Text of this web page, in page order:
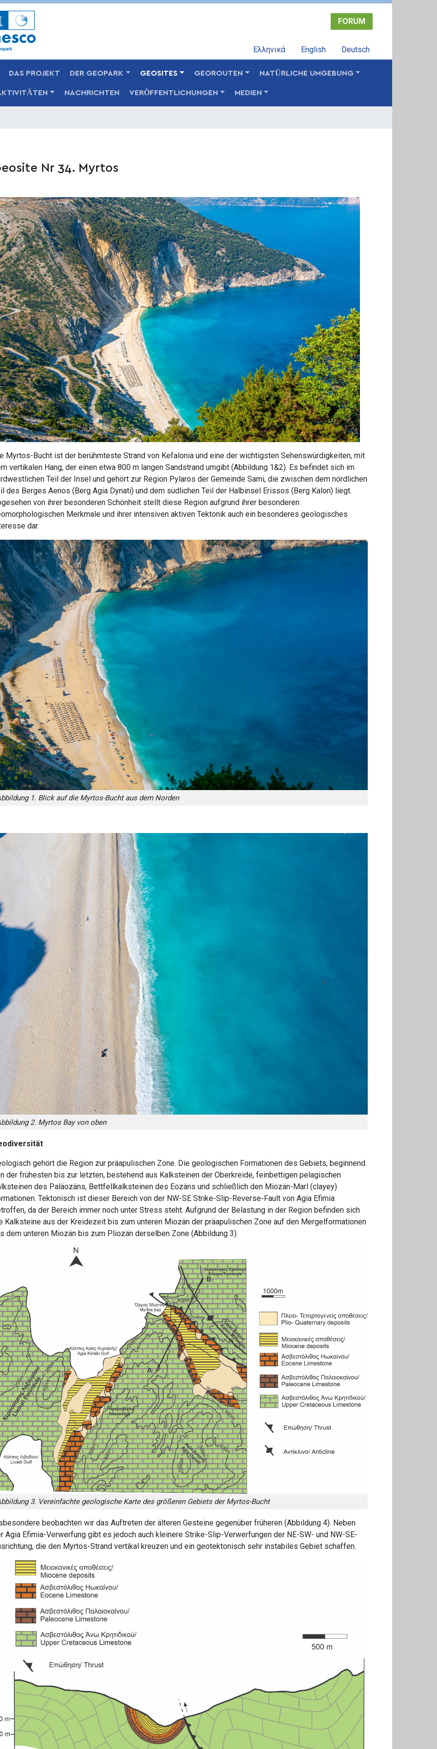
Skip
FORUM
Ελληνικά English Deutsch
DAS PROJEKT DER GEOPARK GEOSITES GEOROUTEN NATÜRLICHE UMGEBUNG
NACHRICHTEN VERÖFFENTLICHUNGEN MEDIEN
Nr 34. Myrtos
Myrtos-Bucht ist der berühmteste Strand von Kefalonia und eine der wichtigsten Sehenswürdigkeiten, mit
vertikalen Hang, der einen etwa 800 m langen Sandstrand umgibt (Abbildung 1&2). Es befindet sich im
Teil der Insel und gehört zur Region Pylaros der Gemeinde Sami, die zwischen dem nördlichen
des Berges Aenos (Berg Agia Dynati) und dem südlichen Teil der Halbinsel Erissos (Berg Kalon) liegt.
von ihrer besonderen Schönheit stellt diese Region aufgrund ihrer besonderen
Merkmale und ihrer intensiven aktiven Tektonik auch ein besonderes geologisches
dar.
1. Blick auf die Myrtos-Bucht aus dem Norden
2. Myrtos Bay von oben
gehört die Region zur präapulischen Zone. Die geologischen Formationen des Gebiets, beginnend
der frühesten bis zur letzten, bestehend aus Kalksteinen der Oberkreide, feinbettigen pelagischen
des Paläozäns, Bettfellkalksteinen des Eozäns und schließlich den Miozän-Marl (clayey)
Tektonisch ist dieser Bereich von der NW-SE Strike-Slip-Reverse-Fault von Agia Efimia
da der Bereich immer noch unter Stress steht. Aufgrund der Belastung in der Region befinden sich
Kalksteine aus der Kreidezeit bis zum unteren Miozän der präapulischen Zone auf den Mergelformationen
dem unteren Miozän bis zum Pliozän derselben Zone (Abbildung 3).
3. Vereinfachte geologische Karte des größeren Gebiets der Myrtos-Bucht
beobachten wir das Auftreten der älteren Gesteine gegenüber früheren (Abbildung 4). Neben
Agia Efimia-Verwerfung gibt es jedoch auch kleinere Strike-Slip-Verwerfungen der NE-SW- und NW-SE-
die den Myrtos-Strand vertikal kreuzen und ein geotektonisch sehr instabiles Gebiet schaffen.